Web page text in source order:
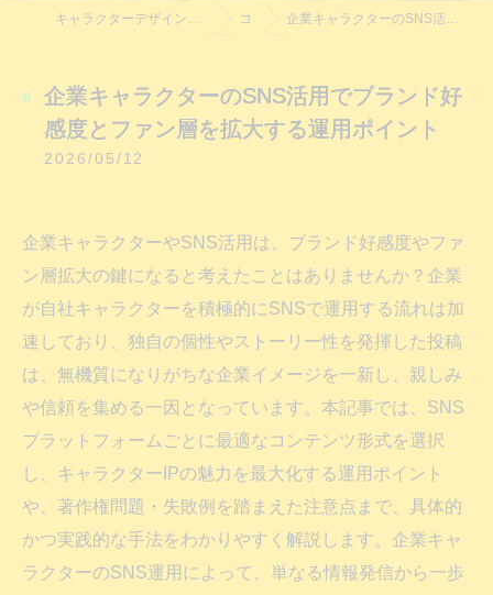
コラム 企業キャラクターのSNS活用でブランド好感度とファン層を拡大する運用ポイント
企業キャラクターのSNS活用でブランド好
感度とファン層を拡大する運用ポイント
2026/05/12
企業キャラクターやSNS活用は、ブランド好感度やファ
ン層拡大の鍵になると考えたことはありませんか？企業
が自社キャラクターを積極的にSNSで運用する流れは加
速しており、独自の個性やストーリー性を発揮した投稿
は、無機質になりがちな企業イメージを一新し、親しみ
や信頼を集める一因となっています。本記事では、SNS
プラットフォームごとに最適なコンテンツ形式を選択
し、キャラクターIPの魅力を最大化する運用ポイント
や、著作権問題・失敗例を踏まえた注意点まで、具体的
かつ実践的な手法をわかりやすく解説します。企業キャ
ラクターのSNS運用によって、単なる情報発信から一歩